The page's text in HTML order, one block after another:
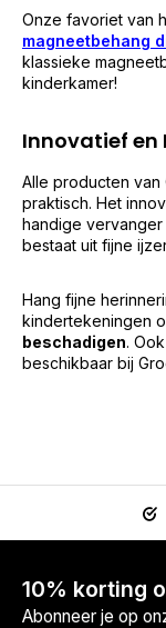
Onze favoriet van
magneetbehang
klassieke
kinderkamer!
Innovatief en
Alle producten van
praktisch. Het
handige
bestaat uit fijne
Hang fijne
kindertekeningen
beschadigen.
beschikbaar bij
10% korting
Abonneer je op